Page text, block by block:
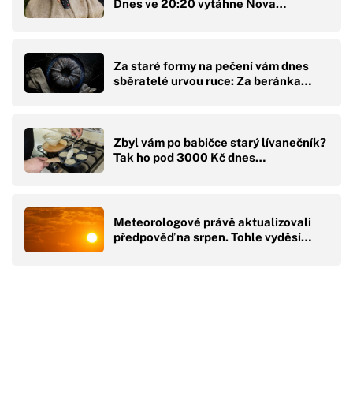
Dnes ve 20:20 vytáhne Nova…
Za staré formy na pečení vám dnes
sběratelé urvou ruce: Za beránka…
Zbyl vám po babičce starý lívanečník?
Tak ho pod 3000 Kč dnes…
Meteorologové právě aktualizovali
předpověď na srpen. Tohle vyděsí…